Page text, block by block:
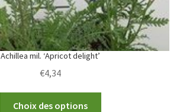
page
Achillea mil. ‘Apricot delight’
€4,34
Choix des options